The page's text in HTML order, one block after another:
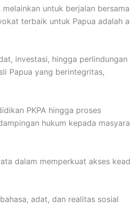
untuk berjalan
terbaik untuk Papua adalah
investasi, hingga perlindungan
Papua yang berintegritas,
PKPA hingga proses
hukum kepada
dalam memperkuat akses
adat, dan realitas sosial